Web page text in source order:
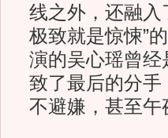
线之外，还融入
极致就是惊悚”
演的吴心瑶曾
致了最后的分
不避嫌，甚至